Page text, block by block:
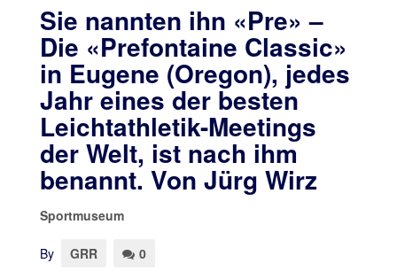
Sie nannten ihn «Pre» –
Die «Prefontaine Classic»
in Eugene (Oregon), jedes
Jahr eines der besten
Leichtathletik-Meetings
der Welt, ist nach ihm
benannt. Von Jürg Wirz
Sportmuseum
By GRR 0